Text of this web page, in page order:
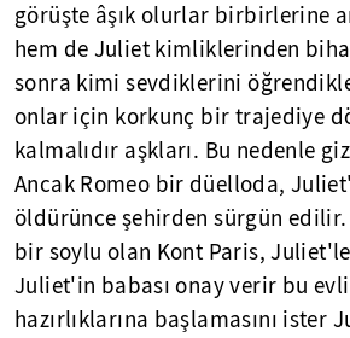
görüşte âşık olurlar birbirlerine
hem de Juliet kimliklerinden
sonra kimi sevdiklerini
onlar için korkunç bir trajediye
kalmalıdır aşkları. Bu nedenle
Ancak Romeo bir düelloda,
öldürünce şehirden sürgün
bir soylu olan Kont Paris,
Juliet'in babası onay verir bu
hazırlıklarına başlamasını ister